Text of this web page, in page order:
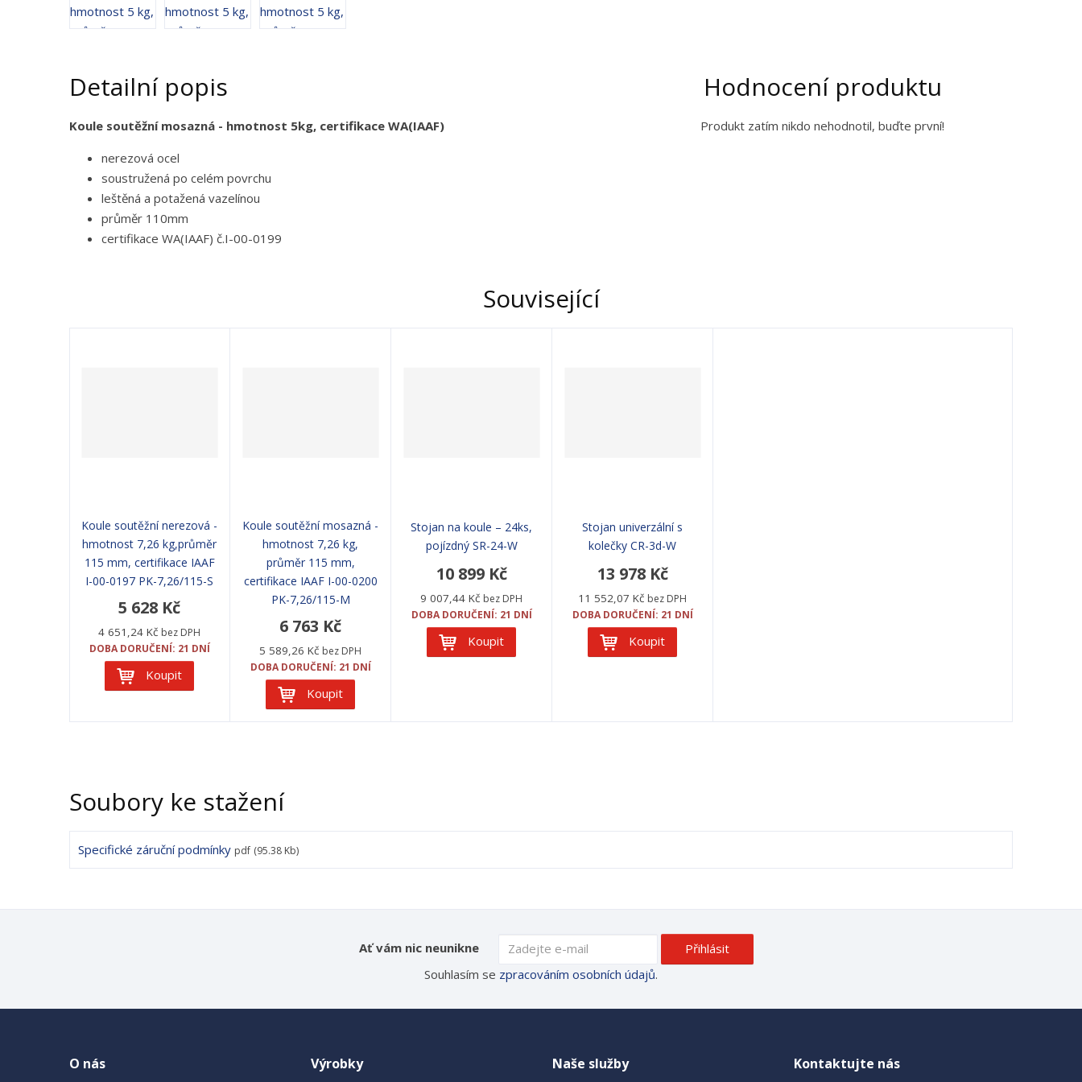
Detailní popis
Koule soutěžní mosazná - hmotnost 5kg, certifikace WA(IAAF)
nerezová ocel
soustružená po celém povrchu
leštěná a potažená vazelínou
průměr 110mm
certifikace WA(IAAF) č.I-00-0199
Hodnocení produktu
Produkt zatím nikdo nehodnotil, buďte první!
Související
Koule soutěžní nerezová -
hmotnost 7,26 kg,průměr
115 mm, certifikace IAAF
I-00-0197 PK-7,26/115-S
5 628 Kč
4 651,24 Kč bez DPH
DOBA DORUČENÍ: 21 DNÍ
Koupit
Koule soutěžní mosazná -
hmotnost 7,26 kg,
průměr 115 mm,
certifikace IAAF I-00-0200
PK-7,26/115-M
6 763 Kč
5 589,26 Kč bez DPH
DOBA DORUČENÍ: 21 DNÍ
Koupit
Stojan na koule – 24ks,
pojízdný SR-24-W
10 899 Kč
9 007,44 Kč bez DPH
DOBA DORUČENÍ: 21 DNÍ
Koupit
Stojan univerzální s
kolečky CR-3d-W
13 978 Kč
11 552,07 Kč bez DPH
DOBA DORUČENÍ: 21 DNÍ
Koupit
Soubory ke stažení
Specifické záruční podmínky pdf (95.38 Kb)
Ať vám nic neunikne
Přihlásit
Souhlasím se zpracováním osobních údajů.
O nás Výrobky Naše služby Kontaktujte nás